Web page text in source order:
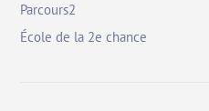
Parcours2
École de la 2e chance